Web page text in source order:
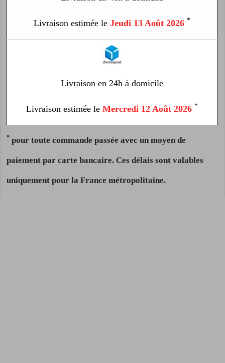
Livraison estimée le Jeudi 13 Août 2026 *
Livraison en 24h à domicile
Livraison estimée le Mercredi 12 Août 2026 *
* pour toute commande passée avec un moyen de
paiement par carte bancaire. Ces délais sont valables
uniquement pour la France métropolitaine.